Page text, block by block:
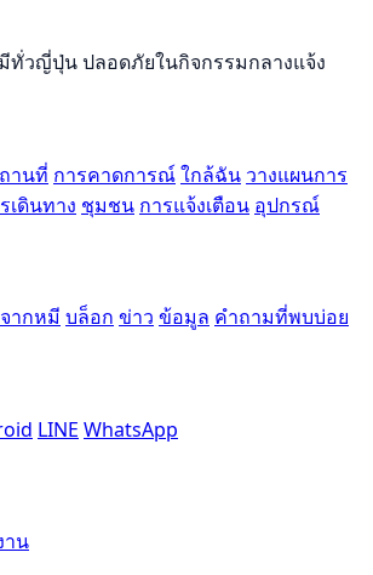
ทั่วญี่ปุ่น ปลอดภัยในกิจกรรมกลางแจ้ง
านที่ การคาดการณ์ใกล้ฉัน วางแผนการ
เดินทาง ชุมชน การแจ้งเตือน อุปกรณ์
ากหมี บล็อก ข่าว ข้อมูล คำถามที่พบบ่อย
LINE WhatsApp
าน